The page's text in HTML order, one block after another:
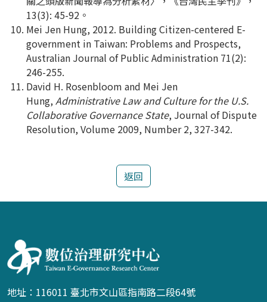
13(3): 45-92。
Mei Jen Hung, 2012. Building Citizen-centered E-
government in Taiwan: Problems and Prospects,
Australian Journal of Public Administration 71(2):
246-255.
David H. Rosenbloom and Mei Jen
Hung,Administrative Law and Culture for the U.S.
Collaborative Governance State, Journal of Dispute
Resolution, Volume 2009, Number 2, 327-342.
返回
地址：116011 臺北市文山區指南路二段64號